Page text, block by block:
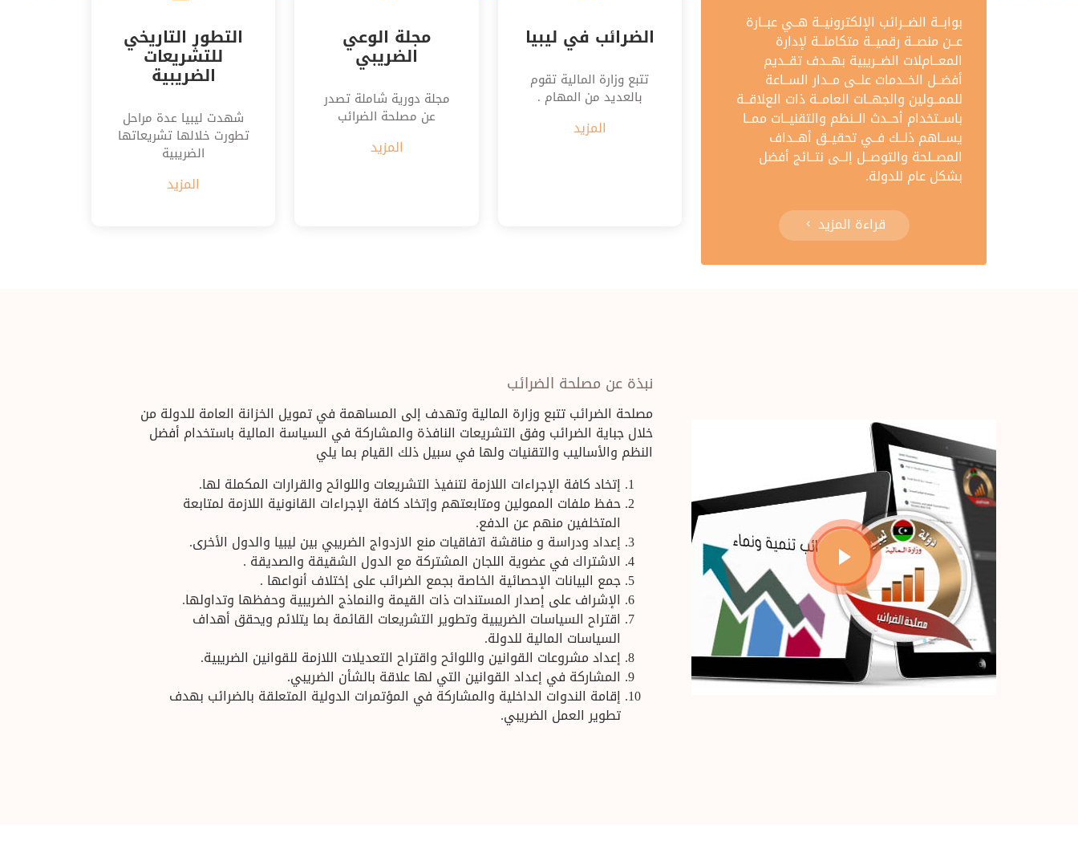
بوابــة الضــرائب اﻹلكترونيــة هــي عبــارة
عــن منصــة رقميــة متكاملــة ﻹدارة
المعــامﻼت الضــريبية بهــدف تقــديم
أفضــل الخــدمات علــى مــدار الســاعة
للممــولين والجهــات العامــة ذات العﻼقــة
باســتخدام أحــدث الــنظم والتقنيــات ممــا
يســاهم ذلــك فــي تحقيــق أهــداف
المصــلحة والتوصــل إلــى نتــائج أفضل
بشكل عام للدولة.
قراءة المزيد
الضرائب في ليبيا
تتبع وزارة المالية تقوم
بالعديد من المهام .
المزيد
مجلة الوعي
الضريبي
مجلة دورية شاملة تصدر
عن مصلحة الضرائب
المزيد
التطور التاريخي
للتشريعات
الضريبية
شهدت ليبيا عدة مراحل
تطورت خلالها تشريعاتها
الضريبية
المزيد
نبذة عن مصلحة الضرائب
مصلحة الضرائب تتبع وزارة المالية وتهدف إلى المساهمة في تمويل الخزانة العامة للدولة من
خلال جباية الضرائب وفق التشريعات النافذة والمشاركة في السياسة المالية باستخدام أفضل
النظم والأساليب والتقنيات ولها في سبيل ذلك القيام بما يلي
إتخاد كافة الإجراءات اللازمة لتنفيذ التشريعات واللوائح والقرارات المكملة لها.
حفظ ملفات الممولين ومتابعتهم وإتخاد كافة الإجراءات القانونية اللازمة لمتابعة
المتخلفين منهم عن الدفع.
إعداد ودراسة و مناقشة اتفاقيات منع الازدواج الضريبي بين ليبيا والدول الأخرى.
الاشتراك في عضوية اللجان المشتركة مع الدول الشقيقة والصديقة .
جمع البيانات الإحصائية الخاصة بجمع الضرائب على إختلاف أنواعها .
الإشراف على إصدار المستندات ذات القيمة والنماذج الضريبية وحفظها وتداولها.
اقتراح السياسات الضريبية وتطوير التشريعات القائمة بما يتلائم ويحقق أهداف
السياسات المالية للدولة.
إعداد مشروعات القوانين واللوائح واقتراح التعديلات اللازمة للقوانين الضريبية.
المشاركة في إعداد القوانين التي لها علاقة بالشأن الضريبي.
إقامة الندوات الداخلية والمشاركة في المؤتمرات الدولية المتعلقة بالضرائب بهدف
تطوير العمل الضريبي.